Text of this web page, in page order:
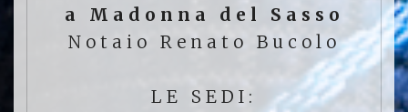
a Madonna del Sasso
Notaio Renato Bucolo
LE SEDI: